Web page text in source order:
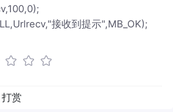
接收到提示",MB_OK);
打赏